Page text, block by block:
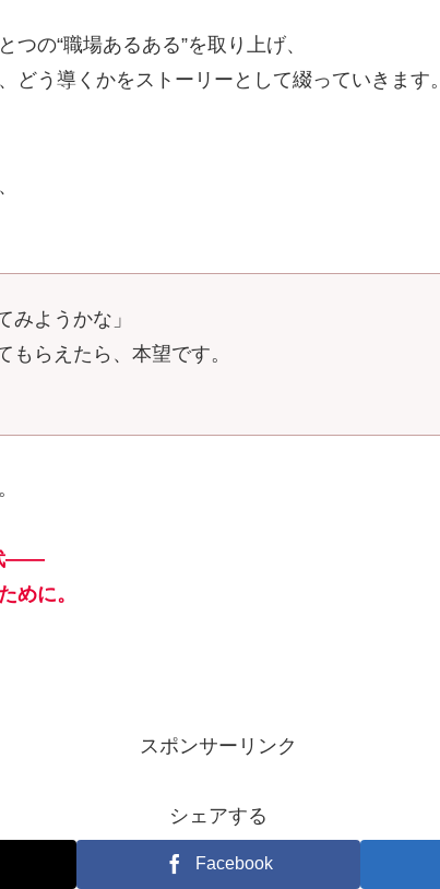
つの“職場あるある”を取り上げ、
どう導くかをストーリーとして綴っていきます。
みようかな」
もらえたら、本望です。
――
めに。
スポンサーリンク
シェアする
Facebook